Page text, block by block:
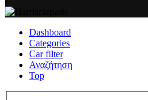
Dashboard
Categories
Car filter
Αναζήτηση
Top